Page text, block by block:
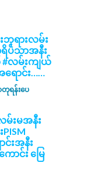
ဘုရားလမ်း
ပ်သာအနီး
#လမ်းကျယ်
ောင်း……
တုရန်းပေ
းမအနီး
င်းအနီး
ာင်း မြေ